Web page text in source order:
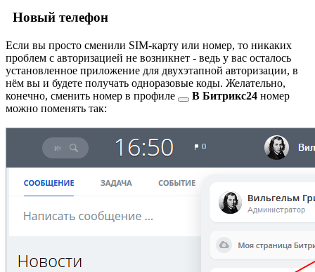
Новый телефон
Если вы просто сменили SIM-карту или номер, то никаких
проблем с авторизацией не возникнет - ведь у вас осталось
установленное приложение для двухэтапной авторизации, в
нём вы и будете получать одноразовые коды. Желательно,
конечно, сменить номер в профиле В Битрикс24 номер
можно поменять так: